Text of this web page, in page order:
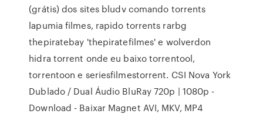
(grátis) dos sites bludv comando torrents
lapumia filmes, rapido torrents rarbg
thepiratebay 'thepiratefilmes' e wolverdon
hidra torrent onde eu baixo torrentool,
torrentoon e seriesfilmestorrent. CSI Nova York
Dublado / Dual Áudio BluRay 720p | 1080p -
Download - Baixar Magnet AVI, MKV, MP4